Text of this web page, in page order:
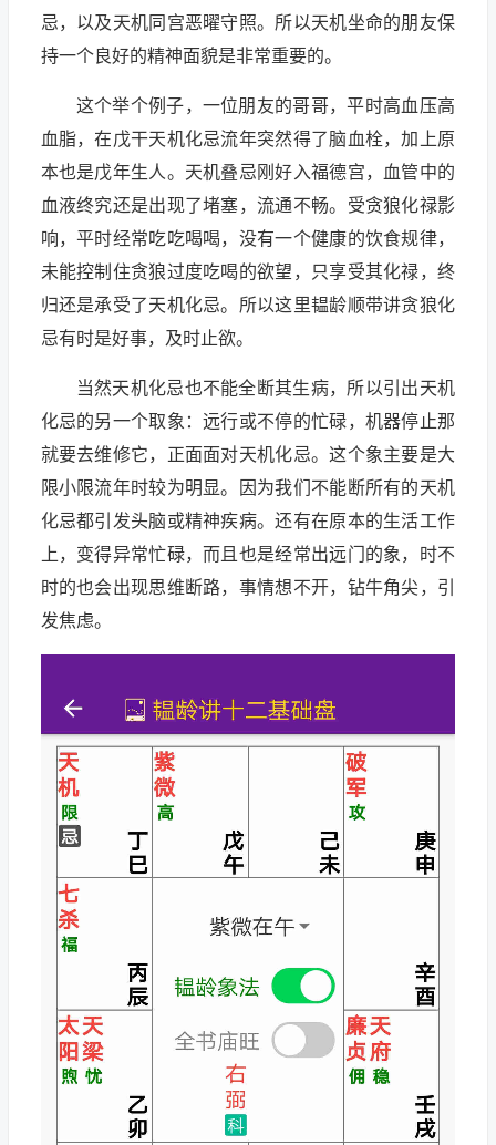
忌，以及天机同宫恶曜守照。所以天机坐命的朋友保
持一个良好的精神面貌是非常重要的。
这个举个例子，一位朋友的哥哥，平时高血压高
血脂，在戊干天机化忌流年突然得了脑血栓，加上原
本也是戊年生人。天机叠忌刚好入福德宫，血管中的
血液终究还是出现了堵塞，流通不畅。受贪狼化禄影
响，平时经常吃吃喝喝，没有一个健康的饮食规律，
未能控制住贪狼过度吃喝的欲望，只享受其化禄，终
归还是承受了天机化忌。所以这里韫龄顺带讲贪狼化
忌有时是好事，及时止欲。
当然天机化忌也不能全断其生病，所以引出天机
化忌的另一个取象：远行或不停的忙碌，机器停止那
就要去维修它，正面面对天机化忌。这个象主要是大
限小限流年时较为明显。因为我们不能断所有的天机
化忌都引发头脑或精神疾病。还有在原本的生活工作
上，变得异常忙碌，而且也是经常出远门的象，时不
时的也会出现思维断路，事情想不开，钻牛角尖，引
发焦虑。